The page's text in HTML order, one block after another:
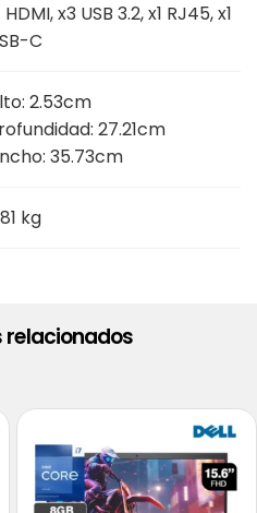
HDMI, x3 USB 3.2, x1 RJ45, x1
C
2.53cm
27.21cm
35.73cm
kg
relacionados